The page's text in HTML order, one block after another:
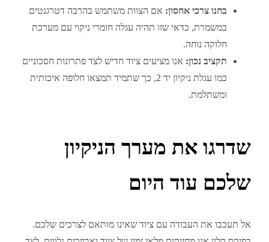
בחנו צרכי אחסון: אם הצוות משתמש בהרבה דטרגנטים
במשמרת, כדאי שזו תהיה עגלה חומרי ניקוי עם מערכת
חלוקה נוחה.
תקציב נכון: אנו מציעים ציוד חדיש לצד פתרונות חסכוניים
כמו עגלת ניקיון יד 2, כך שתמיד תמצאו חלופה איכותית
ומשתלמת.
שדרגו את מערך הניקיון
שלכם עוד היום
אל תעכבו את העבודה עם ציוד שאינו מותאם לצרכים שלכם.